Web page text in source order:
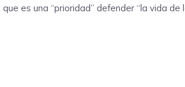
es una “prioridad” defender “la vida de